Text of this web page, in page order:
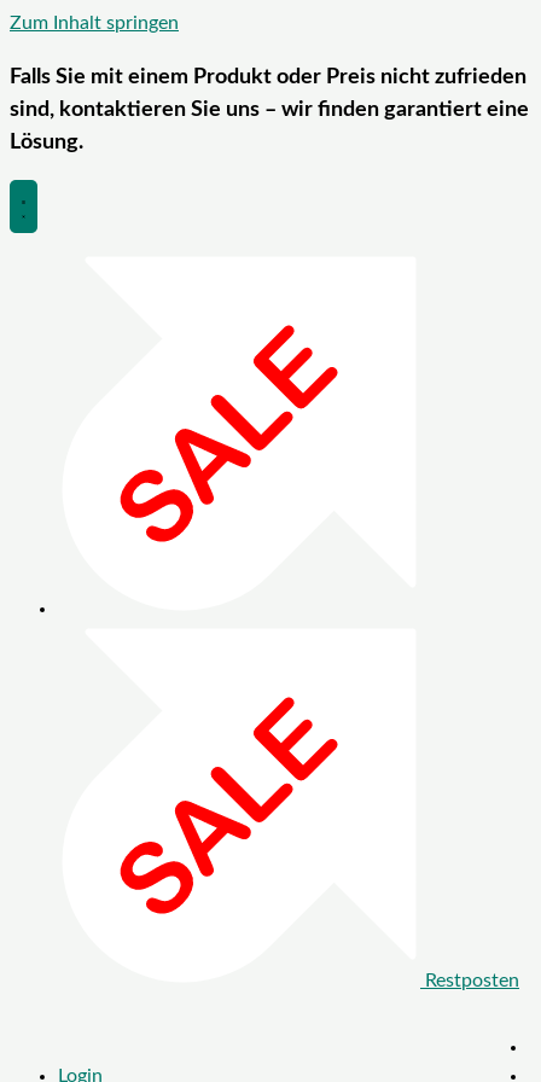
Zum Inhalt springen
Falls Sie mit einem Produkt oder Preis nicht zufrieden
sind, kontaktieren Sie uns – wir finden garantiert eine
Lösung.
Restposten
Login